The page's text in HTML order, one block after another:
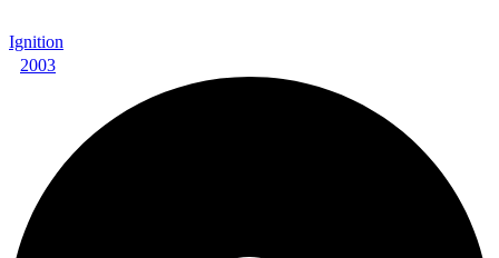
Ignition
2003